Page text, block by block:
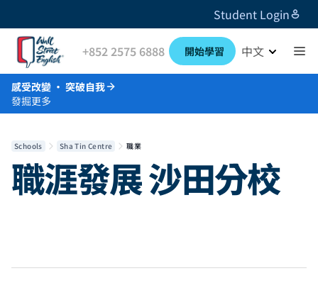
Student Login
+852 2575 6888 開始學習 中文
感受改變 · 突破自我
發掘更多
Schools Sha Tin Centre 職業
職涯發展沙田分校